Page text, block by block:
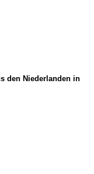
den Niederlanden in